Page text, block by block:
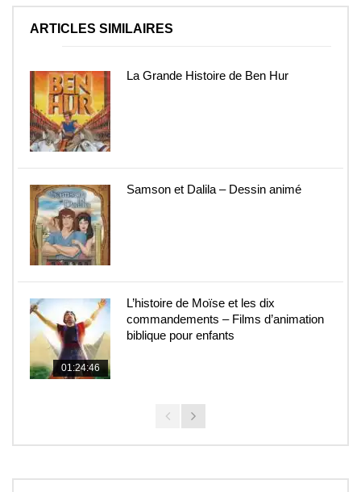
ARTICLES SIMILAIRES
La Grande Histoire de Ben Hur
Samson et Dalila – Dessin animé
01:24:46
L’histoire de Moïse et les dix
commandements – Films d’animation
biblique pour enfants